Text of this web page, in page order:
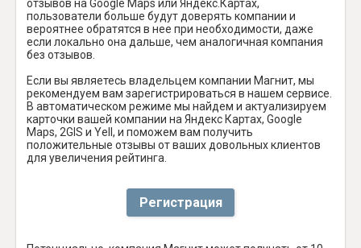
отзывов на Google Maps или Яндекс.Картах,
пользователи больше будут доверять компании и
вероятнее обратятся в нее при необходимости, даже
если локально она дальше, чем аналогичная компания
без отзывов.
Если вы являетесь владельцем компании Магнит, мы
рекомендуем вам зарегистрироваться в нашем сервисе.
В автоматическом режиме мы найдем и актуализируем
карточки вашей компании на Яндекс Картах, Google
Maps, 2GIS и Yell, и поможем вам получить
положительные отзывы от ваших довольных клиентов
для увеличения рейтинга.
Регистрация